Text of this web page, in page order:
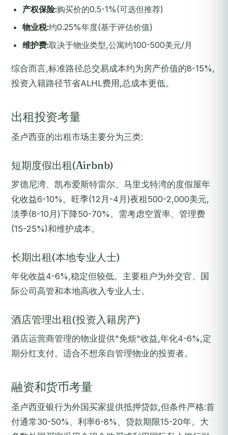
产权保险:购买价的0.5-1%(可选但推荐)
物业税:约0.25%年度(基于评估价值)
维护费:取决于物业类型,公寓约100-500美元/月
综合而言,标准路径总交易成本约为房产价值的8-15%,
投资入籍路径节省ALHL费用,总成本更低。
出租投资考量
圣卢西亚的出租市场主要分为三类:
短期度假出租(Airbnb)
罗德尼湾、凯布爱斯特雷尔、马里戈特湾的度假屋年
化收益6-10%。旺季(12月-4月)夜租500-2,000美元,
淡季(8-10月)下降50-70%。需考虑空置率、管理费
(15-25%)和维护成本。
长期出租(本地专业人士)
年化收益4-6%,稳定但较低。主要租户为外交官、国
际公司高管和本地高收入专业人士。
酒店管理出租(投资入籍房产)
酒店运营商管理的物业提供"免烦"收益,年化4-6%,定
期分红支付。适合不想亲自管理物业的投资者。
融资和货币考量
圣卢西亚银行为外国买家提供抵押贷款,但条件严格:首
付通常30-50%、利率6-8%、贷款期限15-20年。大